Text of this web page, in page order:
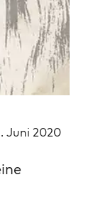
Juni 2020